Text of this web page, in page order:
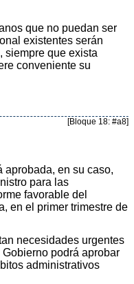
que no puedan ser
existentes serán
siempre que exista
conveniente su
[Bloque 18: #a8]
aprobada, en su caso,
para las
favorable del
en el primer trimestre de
necesidades urgentes
podrá aprobar
administrativos